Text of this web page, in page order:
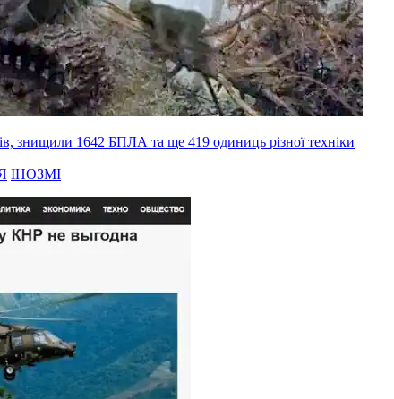
знищили 1642 БПЛА та ще 419 одиниць різної техніки
ІНОЗМІ